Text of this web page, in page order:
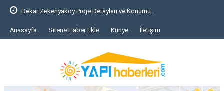
Dekar Zekeriyaköy Proje Detayları ve Konumu..
Anasayfa Sitene Haber Ekle Künye İletişim